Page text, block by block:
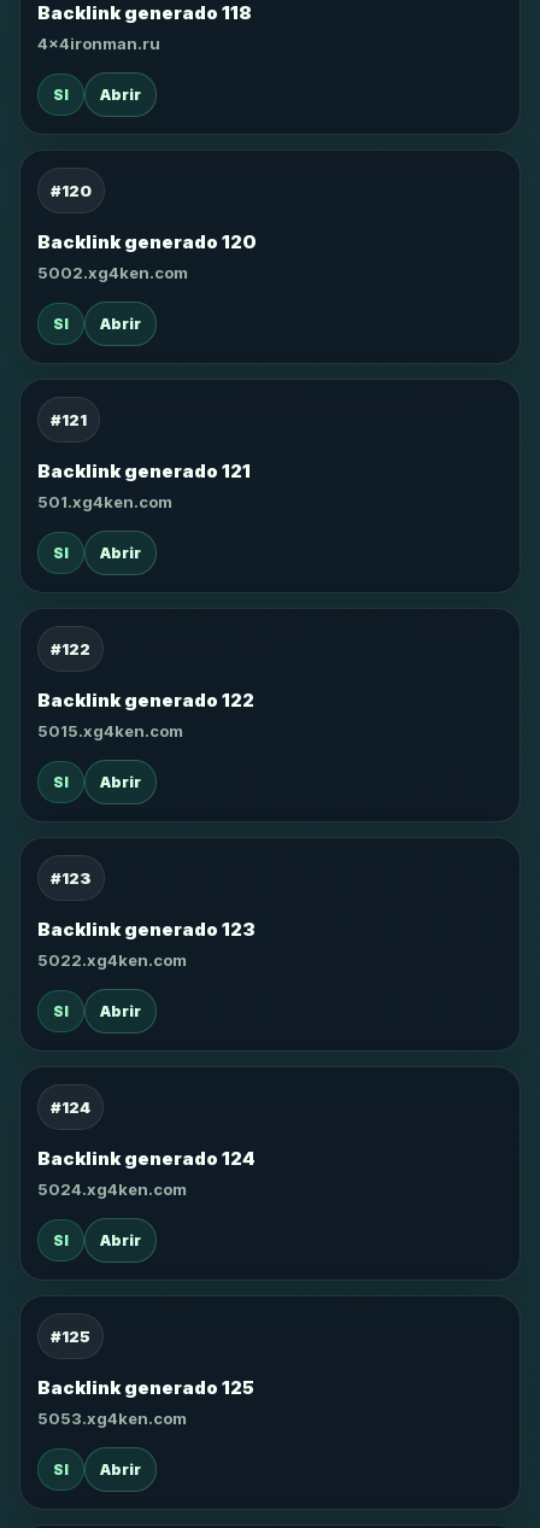
Backlink generado 118
4x4ironman.ru
SI Abrir
#120
Backlink generado 120
5002.xg4ken.com
SI Abrir
#121
Backlink generado 121
501.xg4ken.com
SI Abrir
#122
Backlink generado 122
5015.xg4ken.com
SI Abrir
#123
Backlink generado 123
5022.xg4ken.com
SI Abrir
#124
Backlink generado 124
5024.xg4ken.com
SI Abrir
#125
Backlink generado 125
5053.xg4ken.com
SI Abrir